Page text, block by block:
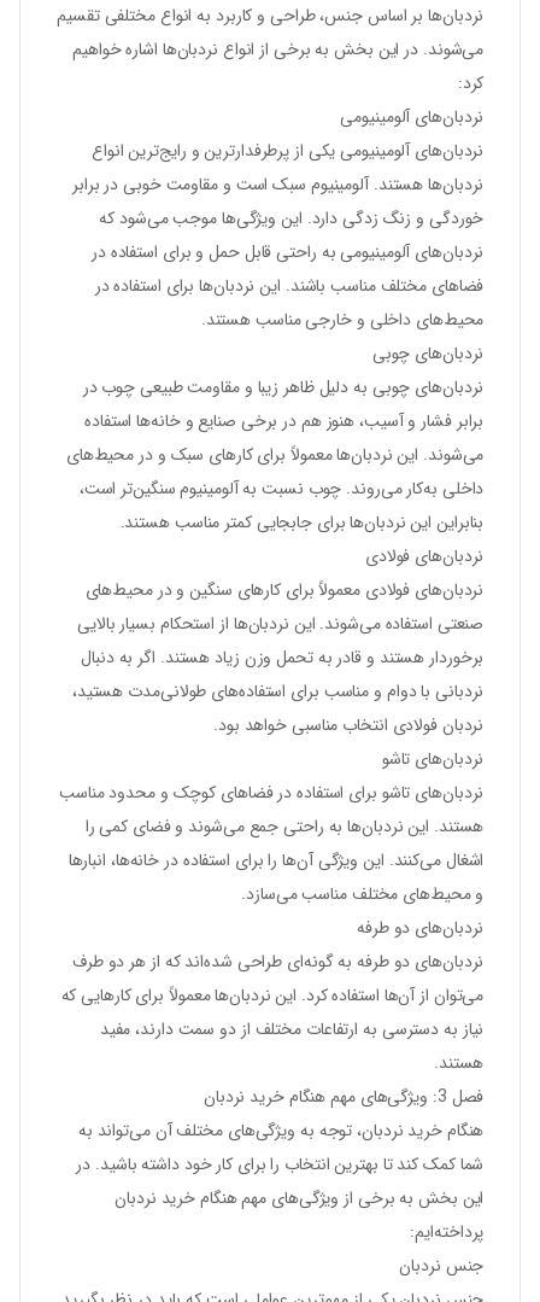
نردبان‌ها بر اساس جنس، طراحی و کاربرد به انواع مختلفی تقسیم
می‌شوند. در این بخش به برخی از انواع نردبان‌ها اشاره خواهیم
کرد:
نردبان‌های آلومینیومی
نردبان‌های آلومینیومی یکی از پرطرفدارترین و رایج‌ترین انواع
نردبان‌ها هستند. آلومینیوم سبک است و مقاومت خوبی در برابر
خوردگی و زنگ زدگی دارد. این ویژگی‌ها موجب می‌شود که
نردبان‌های آلومینیومی به راحتی قابل حمل و برای استفاده در
فضاهای مختلف مناسب باشند. این نردبان‌ها برای استفاده در
محیط‌های داخلی و خارجی مناسب هستند.
نردبان‌های چوبی
نردبان‌های چوبی به دلیل ظاهر زیبا و مقاومت طبیعی چوب در
برابر فشار و آسیب، هنوز هم در برخی صنایع و خانه‌ها استفاده
می‌شوند. این نردبان‌ها معمولاً برای کارهای سبک و در محیط‌های
داخلی به‌کار می‌روند. چوب نسبت به آلومینیوم سنگین‌تر است،
بنابراین این نردبان‌ها برای جابجایی کمتر مناسب هستند.
نردبان‌های فولادی
نردبان‌های فولادی معمولاً برای کارهای سنگین و در محیط‌های
صنعتی استفاده می‌شوند. این نردبان‌ها از استحکام بسیار بالایی
برخوردار هستند و قادر به تحمل وزن زیاد هستند. اگر به دنبال
نردبانی با دوام و مناسب برای استفاده‌های طولانی‌مدت هستید،
نردبان فولادی انتخاب مناسبی خواهد بود.
نردبان‌های تاشو
نردبان‌های تاشو برای استفاده در فضاهای کوچک و محدود مناسب
هستند. این نردبان‌ها به راحتی جمع می‌شوند و فضای کمی را
اشغال می‌کنند. این ویژگی آن‌ها را برای استفاده در خانه‌ها، انبارها
و محیط‌های مختلف مناسب می‌سازد.
نردبان‌های دو طرفه
نردبان‌های دو طرفه به گونه‌ای طراحی شده‌اند که از هر دو طرف
می‌توان از آن‌ها استفاده کرد. این نردبان‌ها معمولاً برای کارهایی که
نیاز به دسترسی به ارتفاعات مختلف از دو سمت دارند، مفید
هستند.
فصل 3: ویژگی‌های مهم هنگام خرید نردبان
هنگام خرید نردبان، توجه به ویژگی‌های مختلف آن می‌تواند به
شما کمک کند تا بهترین انتخاب را برای کار خود داشته باشید. در
این بخش به برخی از ویژگی‌های مهم هنگام خرید نردبان
پرداخته‌ایم:
جنس نردبان